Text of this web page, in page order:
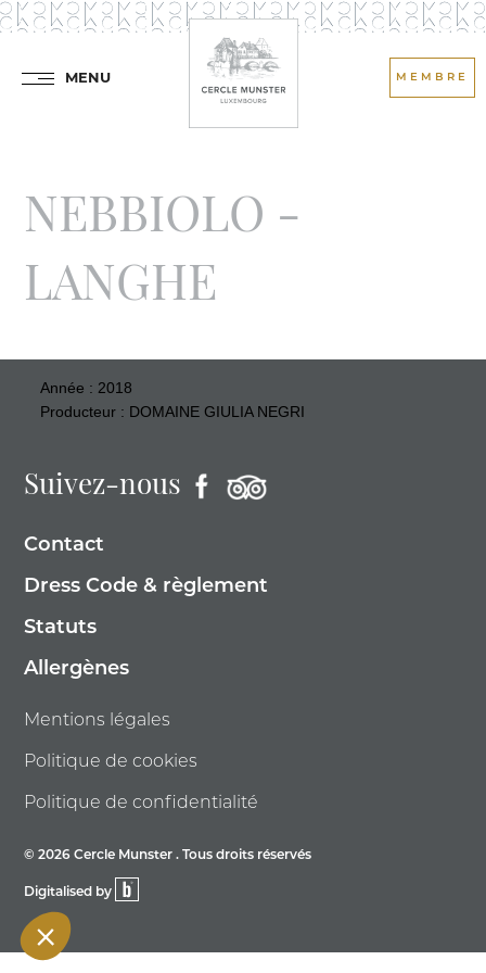
MENU MEMBRE
NEBBIOLO -
LANGHE
Année : 2018
Producteur : DOMAINE GIULIA NEGRI
Suivez-nous
Contact
Dress Code & règlement
Statuts
Allergènes
Mentions légales
Politique de cookies
Politique de confidentialité
© 2026 Cercle Munster . Tous droits réservés
Digitalised by